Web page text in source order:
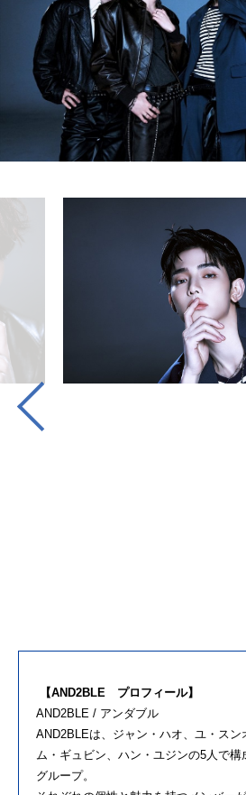
【AND2BLE プロフィール】
AND2BLE / アンダブル
AND2BLEは、ジャン・ハオ、ユ・スン
ム・ギュビン、ハン・ユジンの5人で
グループ。